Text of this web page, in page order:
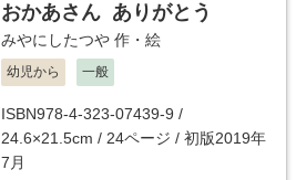
おかあさん ありがとう
みやにしたつや 作・絵
幼児から 一般
ISBN978-4-323-07439-9 /
24.6×21.5cm / 24ページ / 初版2019年
7月